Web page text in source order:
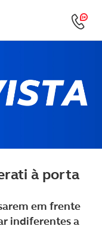
à porta
em frente
indiferentes a